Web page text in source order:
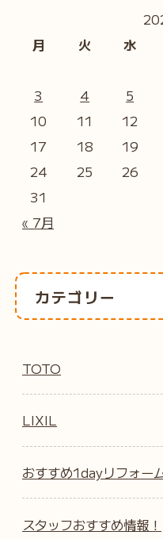
月
火 水
« 7月
3
4 5
10
11 12
17
18 19
24
25 26
31
カテゴリー
TOTO
LIXIL
おすすめ1dayリフォー
スタッフおすすめ情報！